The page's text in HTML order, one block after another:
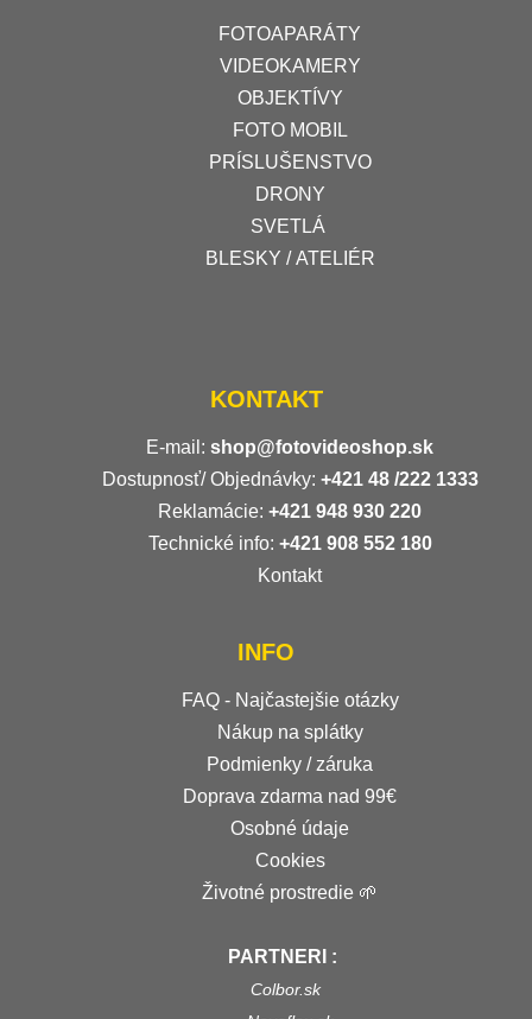
FOTOAPARÁTY
VIDEOKAMERY
OBJEKTÍVY
FOTO MOBIL
PRÍSLUŠENSTVO
DRONY
SVETLÁ
BLESKY / ATELIÉR
KONTAKT
E-mail: shop@fotovideoshop.sk
Dostupnosť/ Objednávky: +421 48 /222 1333
Reklamácie: +421 948 930 220
Technické info: +421 908 552 180
Kontakt
INFO
FAQ - Najčastejšie otázky
Nákup na splátky
Podmienky / záruka
Doprava zdarma nad 99€
Osobné údaje
Cookies
Životné prostredie 🌱
PARTNERI :
Colbor.sk